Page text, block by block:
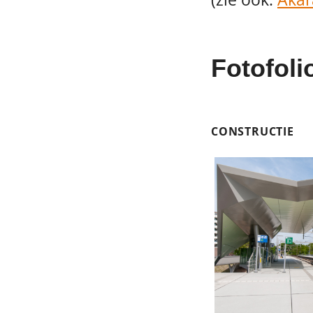
CONSTRUCTIE